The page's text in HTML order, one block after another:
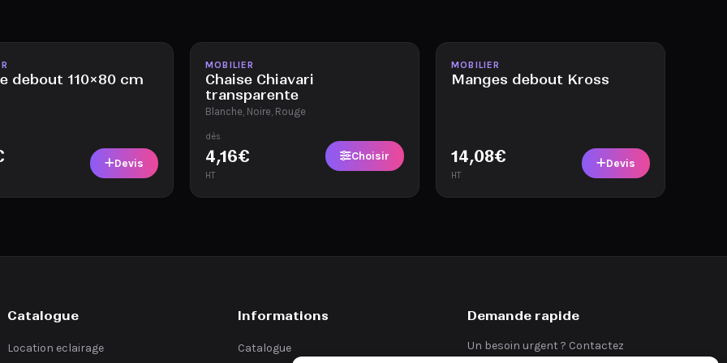
debout 110×80 cm
Devis
Disponible
MOBILIER
Chaise Chiavari
transparente
Blanche, Noire, Rouge
dès
4,16€
HT
Choisir
Disponible
MOBILIER
Manges debout Kross
14,08€
HT
Devis
Catalogue
Location eclairage
Informations
Catalogue
Demande rapide
Un besoin urgent ? Contactez